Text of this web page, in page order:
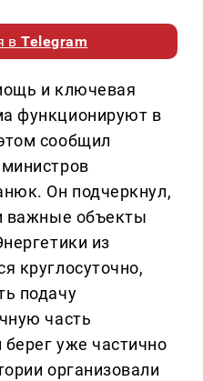
вTelegram
и ключевая
функционируют в
сообщил
Он подчеркнул,
важные объекты
из
круглосуточно,
подачу
часть
уже частично
организовали